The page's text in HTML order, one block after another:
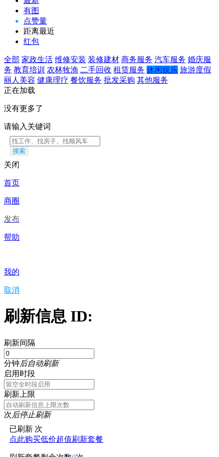
有图
点赞量
距离最近
红包
全部 家政生活 维修安装 装修建材 商务服务 汽车服务 婚庆服
务 教育培训 农林牧渔 二手回收 租赁服务 休闲娱乐 旅游度假
丽人美容 健康理疗 餐饮服务 批发采购 其他服务
正在加载
没有更多了
请输入关键词
搜索
关闭
首页
商圈
发布
帮助
我的
取消
刷新信息 ID:
刷新间隔
分钟后自动刷新
启用时段
刷新上限
次后停止刷新
已刷新 次
点此购买低价超值刷新套餐